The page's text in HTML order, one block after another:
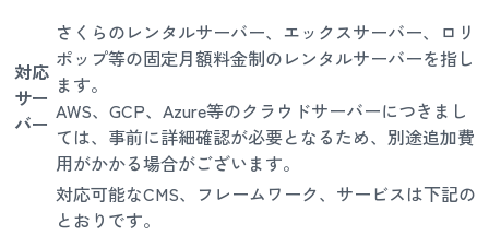
対応
サー
バー
さくらのレンタルサーバー、エックスサーバー、ロリ
ポップ等の固定月額料金制のレンタルサーバーを指し
ます。
AWS、GCP、Azure等のクラウドサーバーにつきまし
ては、事前に詳細確認が必要となるため、別途追加費
用がかかる場合がございます。
対応可能なCMS、フレームワーク、サービスは下記の
とおりです。